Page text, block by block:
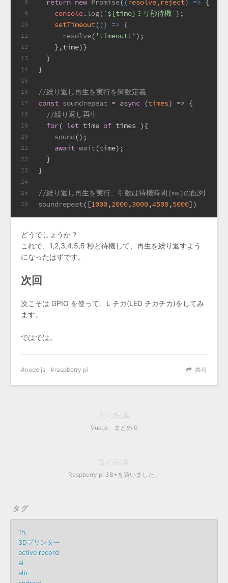
8
9
10
11
12
13
14
15
16
17
18
19
20
21
22
23
24
25
26
return new Promise( (resolve,reject) => {
console.log( ` ${time} ミリ秒待機` );
setTimeout( () => {
resolve( 'timeout!' );
    },time)}
  )
}
//繰り返し再生を実行を関数定義
const soundrepeat = async (times) => {
//繰り返し再生
for( let time of times ){
sound ();
await wait(time);
  }
}
//繰り返し再生を実行、引数は待機時間(ms)の配列
soundrepeat([1000,2000,3000,4500,5000])
どうでしょうか？
これで、1,2,3,4.5,5 秒と待機して、再生を繰り返すよう
になったはずです。
次回
次こそは GPIO を使って、L チカ(LED チカチカ)をしてみ
ます。
ではでは。
共有
node.js raspberry pi
次の記事
Vue.js まとめ 0
前の記事
Raspberry pi 3B+を買いました。
タグ
1h.
3Dプリンター
active record
ai
alb